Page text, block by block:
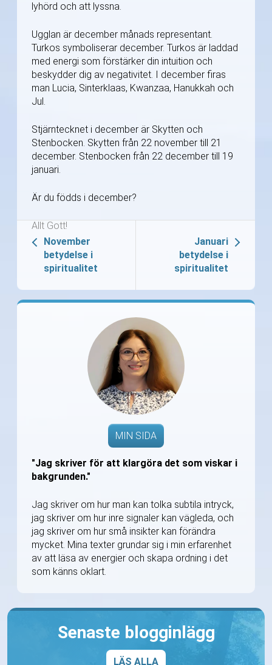
lyhörd och att lyssna.
Ugglan är december månads representant.
Turkos symboliserar december. Turkos är laddad
med energi som förstärker din intuition och
beskydder dig av negativitet. I december firas
man Lucia, Sinterklaas, Kwanzaa, Hanukkah och
Jul.
Stjärntecknet i december är Skytten och
Stenbocken. Skytten från 22 november till 21
december. Stenbocken från 22 december till 19
januari.
Är du födds i december?
Allt Gott!
November
betydelse i
spiritualitet
Januari
betydelse i
spiritualitet
MIN SIDA
"Jag skriver för att klargöra det som viskar i
bakgrunden."
Jag skriver om hur man kan tolka subtila intryck,
jag skriver om hur inre signaler kan vägleda, och
jag skriver om hur små insikter kan förändra
mycket. Mina texter grundar sig i min erfarenhet
av att läsa av energier och skapa ordning i det
som känns oklart.
Senaste blogginlägg
LÄS ALLA